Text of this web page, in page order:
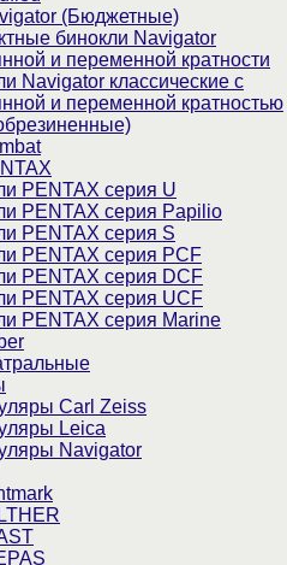
(Бюджетные)
бинокли Navigator
и переменной кратности
Navigator классические с
и переменной кратностью
PENTAX серия U
PENTAX серия Papilio
PENTAX серия S
PENTAX серия PCF
PENTAX серия DCF
PENTAX серия UCF
PENTAX серия Marine
Carl Zeiss
Leica
Navigator